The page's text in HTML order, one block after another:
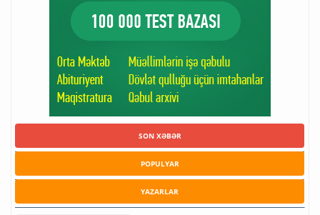
SON XƏBƏR
POPULYAR
YAZARLAR